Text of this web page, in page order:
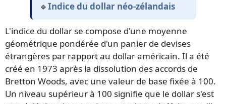
🔹Indice du dollar néo-zélandais
L'indice du dollar se compose d'une moyenne
géométrique pondérée d'un panier de devises
étrangères par rapport au dollar américain. Il a été
créé en 1973 après la dissolution des accords de
Bretton Woods, avec une valeur de base fixée à 100.
Un niveau supérieur à 100 signifie que le dollar s'est